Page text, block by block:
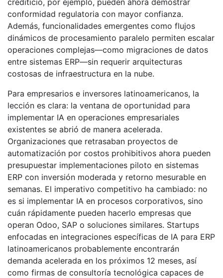
conformidad regulatoria con mayor confianza.
Además, funcionalidades emergentes como flujos
dinámicos de procesamiento paralelo permiten escalar
operaciones complejas—como migraciones de datos
entre sistemas ERP—sin requerir arquitecturas
costosas de infraestructura en la nube.
Para empresarios e inversores latinoamericanos, la
lección es clara: la ventana de oportunidad para
implementar IA en operaciones empresariales
existentes se abrió de manera acelerada.
Organizaciones que retrasaban proyectos de
automatización por costos prohibitivos ahora pueden
presupuestar implementaciones piloto en sistemas
ERP con inversión moderada y retorno mesurable en
semanas. El imperativo competitivo ha cambiado: no
es si implementar IA en procesos corporativos, sino
cuán rápidamente pueden hacerlo empresas que
operan Odoo, SAP o soluciones similares. Startups
enfocadas en integraciones específicas de IA para ERP
latinoamericanos probablemente encontrarán
demanda acelerada en los próximos 12 meses, así
como firmas de consultoría tecnológica capaces de